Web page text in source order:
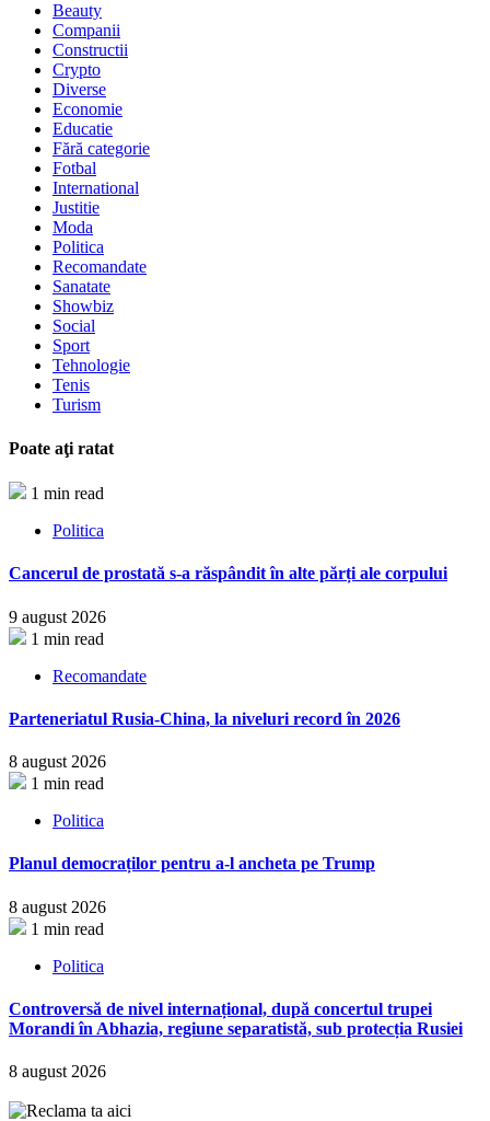
Beauty
Companii
Constructii
Crypto
Diverse
Economie
Educatie
Fără categorie
Fotbal
International
Justitie
Moda
Politica
Recomandate
Sanatate
Showbiz
Social
Sport
Tehnologie
Tenis
Turism
Poate aţi ratat
1 min read
Politica
Cancerul de prostată s-a răspândit în alte părți ale corpului
9 august 2026
1 min read
Recomandate
Parteneriatul Rusia-China, la niveluri record în 2026
8 august 2026
1 min read
Politica
Planul democraților pentru a-l ancheta pe Trump
8 august 2026
1 min read
Politica
Controversă de nivel internațional, după concertul trupei
Morandi în Abhazia, regiune separatistă, sub protecția Rusiei
8 august 2026